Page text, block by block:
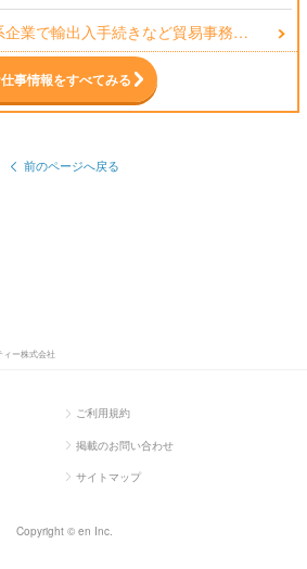
企業で輸出入手続きなど貿易事務…
事情報をすべてみる
前のページへ戻る
ィー株式会社
ご利用規約
掲載のお問い合わせ
サイトマップ
Copyright © en Inc.